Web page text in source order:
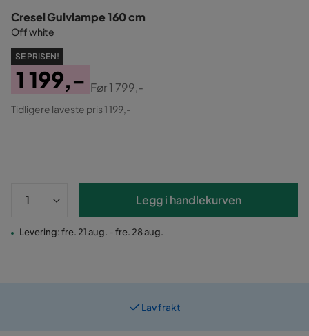
Cresel Gulvlampe 160 cm
Off white
SE PRISEN!
Pris
1 199,-
Original
Før1 799,-
Tidligere laveste pris 1 199,-
Legg i handlekurven
Levering: fre. 21 aug. - fre. 28 aug.
Lav frakt